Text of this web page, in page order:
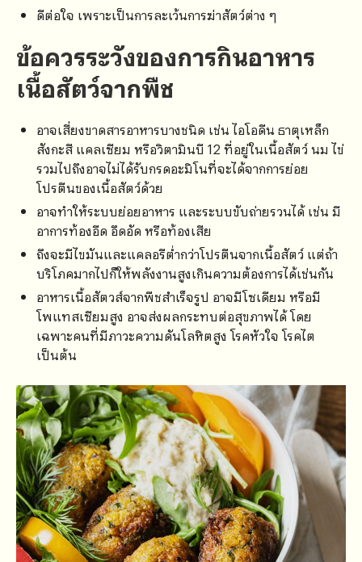
ดีต่อใจ เพราะเป็นการละเว้นการฆ่าสัตว์ต่าง ๆ
ข้อควรระวังของการกินอาหาร
เนื้อสัตว์จากพืช
อาจเสี่ยงขาดสารอาหารบางชนิด เช่น ไอโอดีน ธาตุเหล็ก
สังกะสี แคลเซียม หรือวิตามินบี 12 ที่อยู่ในเนื้อสัตว์ นม ไข่
รวมไปถึงอาจไม่ได้รับกรดอะมิโนที่จะได้จากการย่อย
โปรตีนของเนื้อสัตว์ด้วย
อาจทำให้ระบบย่อยอาหาร และระบบขับถ่ายรวนได้ เช่น มี
อาการท้องอืด อึดอัด หรือท้องเสีย
ถึงจะมีไขมันและแคลอรีต่ำกว่าโปรตีนจากเนื้อสัตว์ แต่ถ้า
บริโภคมากไปก็ให้พลังงานสูงเกินความต้องการได้เช่นกัน
อาหารเนื้อสัตวส์จากพืชสำเร็จรูป อาจมีโซเดียม หรือมี
โพแทสเซียมสูง อาจส่งผลกระทบต่อสุขภาพได้ โดย
เฉพาะคนที่มีภาวะความดันโลหิตสูง โรคหัวใจ โรคไต
เป็นต้น